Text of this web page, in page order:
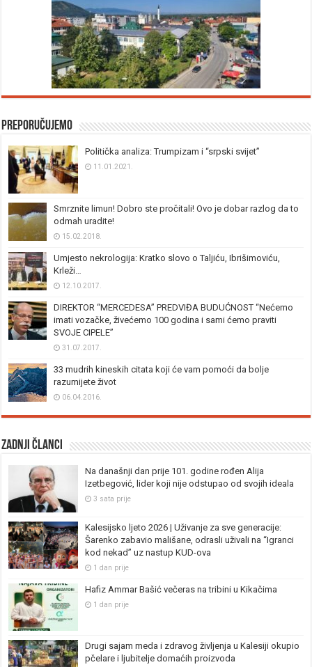
Preporučujemo
Politička analiza: Trumpizam i “srpski svijet”
11.01.2021.
Smrznite limun! Dobro ste pročitali! Ovo je dobar razlog da to
odmah uradite!
15.02.2018.
Umjesto nekrologija: Kratko slovo o Taljiću, Ibrišimoviću,
Krleži…
12.10.2017.
DIREKTOR “MERCEDESA” PREDVIĐA BUDUĆNOST “Nećemo
imati vozačke, živećemo 100 godina i sami ćemo praviti
SVOJE CIPELE”
31.07.2017.
33 mudrih kineskih citata koji će vam pomoći da bolje
razumijete život
06.04.2016.
Zadnji članci
Na današnji dan prije 101. godine rođen Alija
Izetbegović, lider koji nije odstupao od svojih ideala
3 sata prije
Kalesijsko ljeto 2026 | Uživanje za sve generacije:
Šarenko zabavio mališane, odrasli uživali na “Igranci
kod nekad” uz nastup KUD-ova
1 dan prije
Hafiz Ammar Bašić večeras na tribini u Kikačima
1 dan prije
Drugi sajam meda i zdravog življenja u Kalesiji okupio
pčelare i ljubitelje domaćih proizvoda